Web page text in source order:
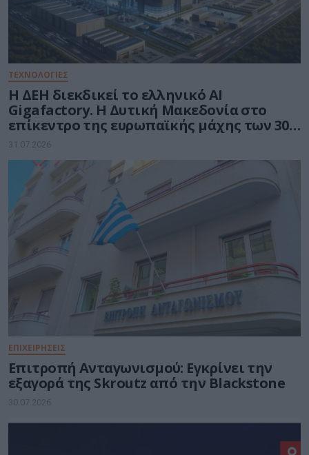
ΤΕΧΝΟΛΟΓΙΕΣ
Η ΔΕΗ διεκδικεί το ελληνικό AI
Gigafactory. Η Δυτική Μακεδονία στο
επίκεντρο της ευρωπαϊκής μάχης των 30
δισ. ευρώ για την Τεχνητή Νοημοσύνη
31.07.2026
ΕΠΙΧΕΙΡΗΣΕΙΣ
Επιτροπή Ανταγωνισμού: Εγκρίνει την
εξαγορά της Skroutz από την Blackstone
30.07.2026